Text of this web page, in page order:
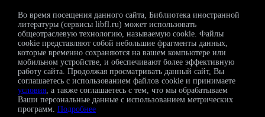
24
25 26 27 28 29
30
31
1 2 3 4 5 6
Регистрация на мероприятия
Во время посещения данного сайта, Библиотека иностранной
литературы (сервисы libfl.ru) может использовать
общеотраслевую технологию, называемую cookie. Файлы
cookie представляют собой небольшие фрагменты данных,
которые временно сохраняются на вашем компьютере или
мобильном устройстве, и обеспечивают более эффективную
работу сайта. Продолжая просматривать данный сайт, Вы
соглашаетесь с использованием файлов cookie и принимаете
условия, а также соглашаетесь с тем, что мы обрабатываем
Ваши персональные данные с использованием метрических
программ. Подробнее